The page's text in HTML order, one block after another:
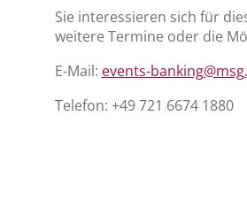
Sie interessieren sich für
weitere Termine oder die
E-Mail: events-
Telefon: +49 721 6674 1880